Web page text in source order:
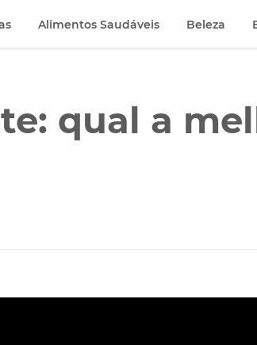
qual a
Alimentos Saudáveis Beleza